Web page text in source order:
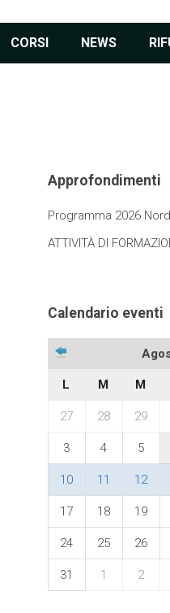
CORSI NEWS
Approfondimenti
Programma 2026
ATTIVITÀ DI
Calendario eventi
L M M
27 28 29
3 4 5
10 11 12
17 18 19
24 25 26
31 1 2